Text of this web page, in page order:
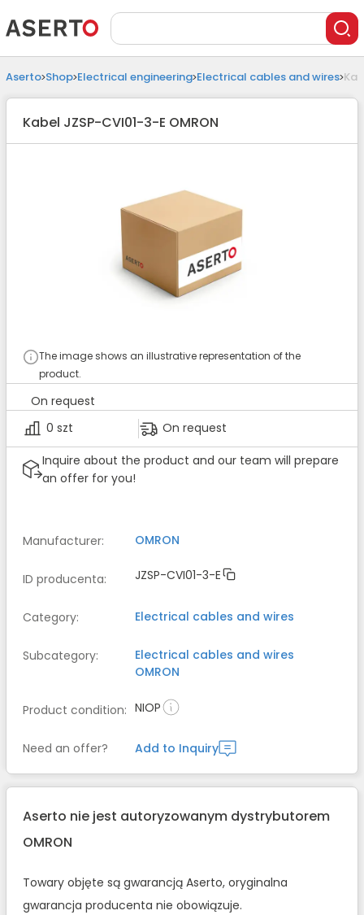
Aserto Shop Electrical engineering Electrical cables and wires
Kabel JZSP-CVI01-3-E OMRON
The image shows an illustrative representation of the
product.
On request
0 szt
On request
Inquire about the product and our team will prepare
an offer for you!
Manufacturer: OMRON
ID producenta: JZSP-CVI01-3-E
Category: Electrical cables and wires
Subcategory:
Electrical cables and wires
OMRON
Product condition: NIOP
Need an offer? Add to Inquiry
Aserto nie jest autoryzowanym dystrybutorem
OMRON
Towary objęte są gwarancją Aserto, oryginalna
gwarancja producenta nie obowiązuje.